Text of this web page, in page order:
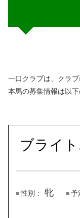
一口クラブは、クラ
本馬の募集情報は以下
ブライ
性別： 牝 予